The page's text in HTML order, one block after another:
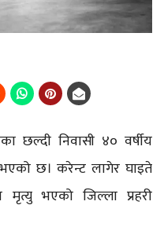
छल्दी निवासी ४० वर्षीय
छ। करेन्ट लागेर घाइते
मृत्यु भएको जिल्ला प्रहरी